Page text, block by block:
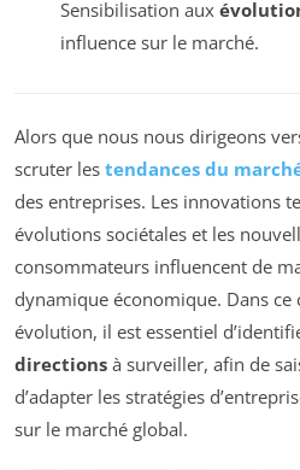
Sensibilisation aux
influence sur le marché.
Alors que nous nous dirigeons
scruter les tendances du
des entreprises. Les innovations
évolutions sociétales et les
consommateurs influencent de
dynamique économique. Dans ce
évolution, il est essentiel
directions à surveiller, afin de
d’adapter les stratégies
sur le marché global.